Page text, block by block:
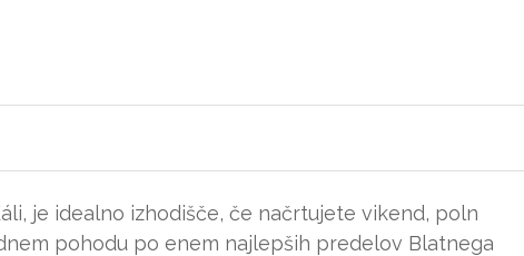
je idealno izhodišče, če načrtujete vikend, poln
pohodu po enem najlepših predelov Blatnega